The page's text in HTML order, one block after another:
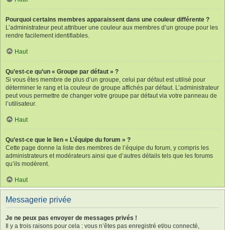
Pourquoi certains membres apparaissent dans une couleur différente ?
L’administrateur peut attribuer une couleur aux membres d’un groupe pour les
rendre facilement identifiables.
Haut
Qu’est-ce qu’un « Groupe par défaut » ?
Si vous êtes membre de plus d’un groupe, celui par défaut est utilisé pour
déterminer le rang et la couleur de groupe affichés par défaut. L’administrateur
peut vous permettre de changer votre groupe par défaut via votre panneau de
l’utilisateur.
Haut
Qu’est-ce que le lien « L’équipe du forum » ?
Cette page donne la liste des membres de l’équipe du forum, y compris les
administrateurs et modérateurs ainsi que d’autres détails tels que les forums
qu’ils modèrent.
Haut
Messagerie privée
Je ne peux pas envoyer de messages privés !
Il y a trois raisons pour cela : vous n’êtes pas enregistré et/ou connecté,